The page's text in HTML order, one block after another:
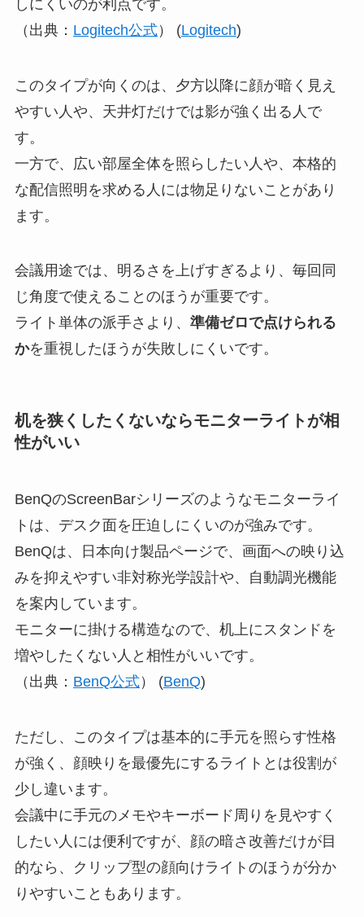
しにくいのが利点です。
（出典： Logitech公式） (Logitech)
このタイプが向くのは、夕方以降に顔が暗く見え
やすい人や、天井灯だけでは影が強く出る人で
す。
一方で、広い部屋全体を照らしたい人や、本格的
な配信照明を求める人には物足りないことがあり
ます。
会議用途では、明るさを上げすぎるより、毎回同
じ角度で使えることのほうが重要です。
ライト単体の派手さより、 準備ゼロで点けられる
かを重視したほうが失敗しにくいです。
机を狭くしたくないならモニターライトが相
性がいい
BenQのScreenBarシリーズのようなモニターライ
トは、デスク面を圧迫しにくいのが強みです。
BenQは、日本向け製品ページで、画面への映り込
みを抑えやすい非対称光学設計や、自動調光機能
を案内しています。
モニターに掛ける構造なので、机上にスタンドを
増やしたくない人と相性がいいです。
（出典： BenQ公式） (BenQ)
ただし、このタイプは基本的に手元を照らす性格
が強く、顔映りを最優先にするライトとは役割が
少し違います。
会議中に手元のメモやキーボード周りを見やすく
したい人には便利ですが、顔の暗さ改善だけが目
的なら、クリップ型の顔向けライトのほうが分か
りやすいこともあります。